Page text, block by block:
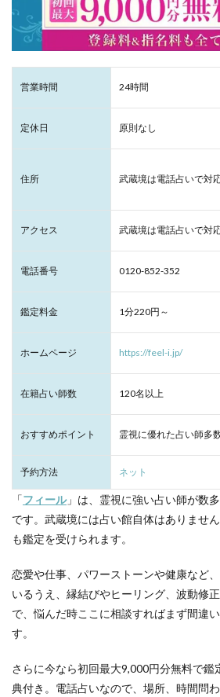
営業時間 24時間
定休日 原則なし
住所 武蔵境は電話占いで対
アクセス 武蔵境は電話占いで対
電話番号 0120-852-352
鑑定料金 1分220円～
ホームページ https://feel-i.jp/
在籍占い師数 120名以上
おすすめポイント 霊視に優れた占い師多
予約方法 ネット
「フィール」は、霊視に強い占い師が数
です。武蔵境には占い館自体はありませ
も鑑定を受けられます。
恋愛や仕事、パワーストーンや健康など
いるうえ、縁結びやヒーリング、波動修
で、悩んだ時ここに相談すればまず間違
す。
さらに今なら初回最大9,000円分無料で鑑
典付き。電話占いなので、場所、時間問